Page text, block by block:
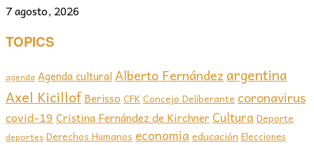
7 agosto, 2026
TOPICS
agenda Agenda culturalAlberto Fernández argentina
Axel Kicillof Berisso CFKConcejo Deliberante coronavirus
covid-19 Cristina Fernández de Kirchner Cultura Deporte
deportes Derechos Humanos economia educación Elecciones